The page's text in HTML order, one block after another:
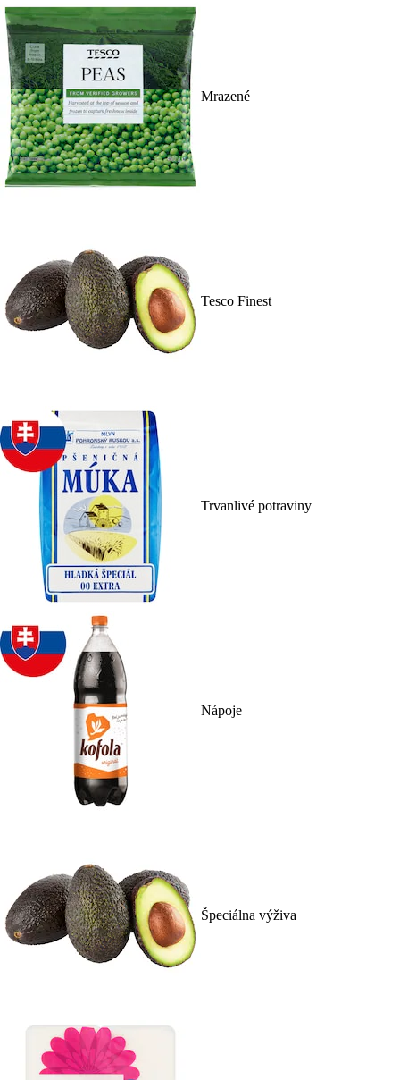
Mrazené
Tesco Finest
Trvanlivé potraviny
Nápoje
Špeciálna výživa